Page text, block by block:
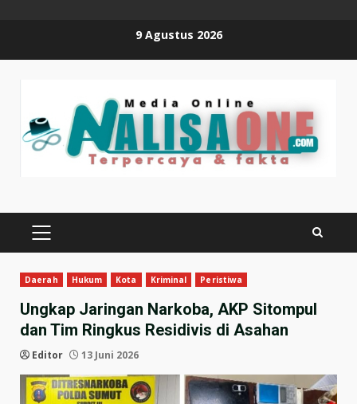
9 Agustus 2026
PRIMARY
Daerah Hukum Kota Kriminal Peristiwa
Ungkap Jaringan Narkoba, AKP Sitompul
dan Tim Ringkus Residivis di Asahan
Editor 13 Juni 2026